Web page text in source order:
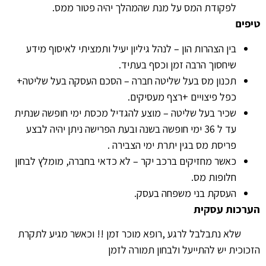
לפקודת המס על מנת שהמהלך יהיה פטור ממס.
טיפים
בין הצהרות הון – לנהל גיליון יעיל ותמציתי לאיסוף מידע
שיחסוך הרבה זמן וכסף בעתיד.
תכנון מס בעל שליטה חברה – הסכם העסקה בעל שליטה+
כפל פיצויים +רצף מעסיקים.
שכיר בעל שליטה – מוצע להגדיל מכסת ימי חופשה שנתית
עד ל 36 ימי חופשה בשנה ובעת הפרישה ניתן יהיה לבצע
פריסת מס בגין יתרת ימי הצבירה .
כאשר מחזיקים ברכב יקר – לא כדאי בחברה, מומלץ לבחון
חלופות מס.
העסקת בני משפחה בעסק.
הערכות עסקית
שלא נתבלבל לרגע ,רופא מוכר זמן !! וכאשר מגיע לתקרת
הזכוכית יש להתייעל ולבחון תמורה לזמן